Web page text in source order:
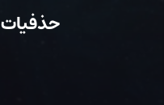
حذفیات